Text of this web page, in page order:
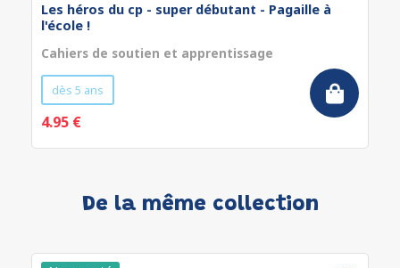
Les héros du cp - super débutant - Pagaille à
l'école !
Cahiers de soutien et apprentissage
dès 5 ans
4.95 €
De la même collection